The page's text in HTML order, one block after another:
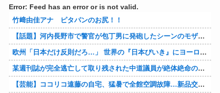
Error: Feed has an error or is not valid.
竹﨑由佳アナ ピタパンのお尻！！
【話題】河内長野市で警官が包丁男に発砲したシーンのモザ無し映像が公開される。
欧州「日本だけ反則だろ…」 世界の『日本びいき』にヨーロッパ全土から不満の声
某週刊誌が完全逃亡して取り残された中道議員が絶体絶命の窮地、「今度は宏池会に矛先を向けたか……」と節操の無さに呆れる人が続出
【芸能】ココリコ遠藤の自宅、猛暑で全館空調故障…新品交換費300万円…高額費用に「高すぎる」